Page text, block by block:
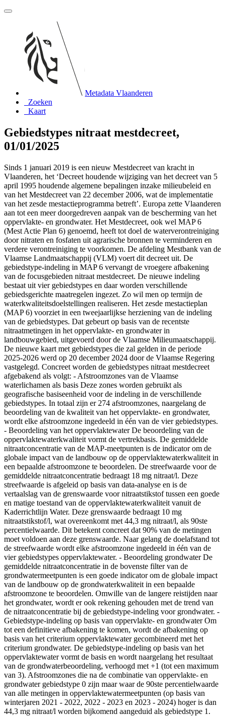
Metadata Vlaanderen
Zoeken
Kaart
Gebiedstypes nitraat mestdecreet,
01/01/2025
Sinds 1 januari 2019 is een nieuw Mestdecreet van kracht in
Vlaanderen, het ‘Decreet houdende wijziging van het decreet van 5
april 1995 houdende algemene bepalingen inzake milieubeleid en
van het Mestdecreet van 22 december 2006, wat de implementatie
van het zesde mestactieprogramma betreft’. Europa zette Vlaanderen
aan tot een meer doorgedreven aanpak van de bescherming van het
oppervlakte- en grondwater. Het Mestdecreet, ook wel MAP 6
(Mest Actie Plan 6) genoemd, heeft tot doel de waterverontreiniging
door nitraten en fosfaten uit agrarische bronnen te verminderen en
verdere verontreiniging te voorkomen. De afdeling Mestbank van de
Vlaamse Landmaatschappij (VLM) voert dit decreet uit. De
gebiedstype-indeling in MAP 6 vervangt de vroegere afbakening
van de focusgebieden nitraat mestdecreet. De nieuwe indeling
bestaat uit vier gebiedstypes en daar worden verschillende
gebiedsgerichte maatregelen ingezet. Zo wil men op termijn de
waterkwaliteitsdoelstellingen realiseren. Het zesde mestactieplan
(MAP 6) voorziet in een tweejaarlijkse herziening van de indeling
van de gebiedstypes. Dat gebeurt op basis van de recentste
nitraatmetingen in het oppervlakte- en grondwater in
landbouwgebied, uitgevoerd door de Vlaamse Milieumaatschappij.
De nieuwe kaart met gebiedstypes die zal gelden in de periode
2025-2026 werd op 20 december 2024 door de Vlaamse Regering
vastgelegd. Concreet worden de gebiedstypes nitraat mestdecreet
afgebakend als volgt: - Afstroomzones van de Vlaamse
waterlichamen als basis Deze zones worden gebruikt als
geografische basiseenheid voor de indeling in de verschillende
gebiedstypes. In totaal zijn er 274 afstroomzones, naargelang de
beoordeling van de kwaliteit van het oppervlakte- en grondwater,
wordt elke afstroomzone ingedeeld in één van de vier gebiedstypes.
- Beoordeling van het oppervlaktewater De beoordeling van de
oppervlaktewaterkwaliteit vormt de vertrekbasis. De gemiddelde
nitraatconcentratie van de MAP-meetpunten is de indicator om de
globale impact van de landbouw op de oppervlaktewaterkwaliteit in
een bepaalde afstroomzone te beoordelen. De streefwaarde voor de
gemiddelde nitraatconcentratie bedraagt 18 mg nitraat/l. Deze
streefwaarde is afgeleid op basis van data-analyse en is de
vertaalslag van de grenswaarde voor nitraatstikstof tussen een goede
en matige toestand van de oppervlaktewaterkwaliteit vanuit de
Kaderrichtlijn Water. Deze grenswaarde bedraagt 10 mg
nitraatstikstof/l, wat overeenkomt met 44,3 mg nitraat/l, als 90ste
percentielwaarde. Dit betekent concreet dat 90% van de metingen
moet voldoen aan deze grenswaarde. Naar gelang de doelafstand tot
de streefwaarde wordt elke afstroomzone ingedeeld in één van de
vier gebiedstypes oppervlaktewater. - Beoordeling grondwater De
gemiddelde nitraatconcentratie in de bovenste filter van de
grondwatermeetpunten is een goede indicator om de globale impact
van de landbouw op de grondwaterkwaliteit in een bepaalde
afstroomzone te beoordelen. Omwille van de langere reistijden naar
het grondwater, wordt er ook rekening gehouden met de trend van
de nitraatconcentratie bij de gebiedstype-indeling voor grondwater. -
Gebiedstype-indeling op basis van oppervlakte- en grondwater Om
tot een definitieve afbakening te komen, wordt de afbakening op
basis van het criterium oppervlaktewater gecombineerd met het
criterium grondwater. De gebiedstype-indeling op basis van het
oppervlaktewater vormt de basis en wordt naargelang het resultaat
van de grondwaterbeoordeling, verhoogd met +1 (tot een maximum
van 3). Afstroomzones die na de combinatie van oppervlakte- en
grondwater gebiedstype 0 zijn maar waar de 90ste percentielwaarde
van alle metingen in oppervlaktewatermeetpunten (op basis van
winterjaren 2021 - 2022, 2022 - 2023 en 2023 - 2024) hoger is dan
44,3 mg nitraat/l worden bijkomend aangeduid als gebiedstype 1.